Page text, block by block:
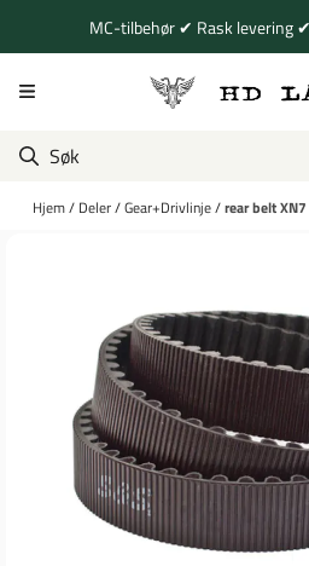
Hopp til innholdMC-tilbehør ✔ Rask levering
Hjem/ Deler/Gear+Drivlinje/rear belt